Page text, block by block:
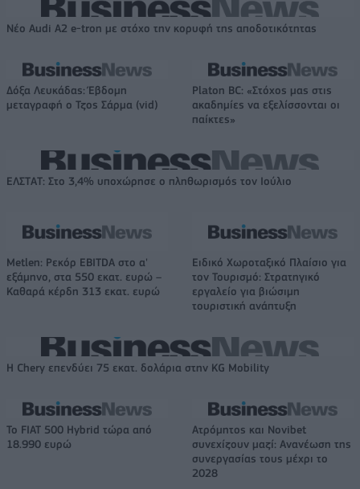
Νέο Audi A2 e-tron με στόχο την κορυφή της αποδοτικότητας
Δόξα Λευκάδας: Έβδομη
μεταγραφή ο Τζος Σάρμα (vid)
Platon BC: «Στόχος μας στις
ακαδημίες να εξελίσσονται οι
παίκτες»
ΕΛΣΤΑΤ: Στο 3,4% υποχώρησε ο πληθωρισμός τον Ιούλιο
Metlen: Ρεκόρ EBITDA στο α'
εξάμηνο, στα 550 εκατ. ευρώ –
Καθαρά κέρδη 313 εκατ. ευρώ
Ειδικό Χωροταξικό Πλαίσιο για
τον Τουρισμό: Στρατηγικό
εργαλείο για βιώσιμη
τουριστική ανάπτυξη
Η Chery επενδύει 75 εκατ. δολάρια στην KG Mobility
Το FIAT 500 Hybrid τώρα από
18.990 ευρώ
Ατρόμητος και Novibet
συνεχίζουν μαζί: Ανανέωση της
συνεργασίας τους μέχρι το
2028